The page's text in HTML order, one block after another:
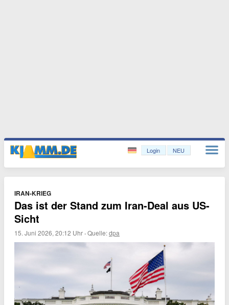
Login NEU
IRAN-KRIEG
Das ist der Stand zum Iran-Deal aus US-
Sicht
15. Juni 2026, 20:12 Uhr ·Quelle:dpa